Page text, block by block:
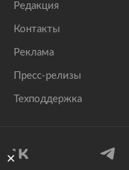
Редакция
Контакты
Реклама
Пресс-релизы
Техподдержка